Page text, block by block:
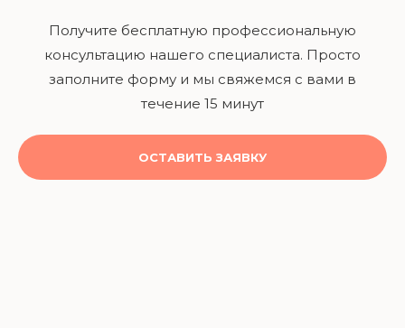
Получите бесплатную профессиональную
консультацию нашего специалиста. Просто
заполните форму и мы свяжемся с вами в
течение 15 минут
ОСТАВИТЬ ЗАЯВКУ